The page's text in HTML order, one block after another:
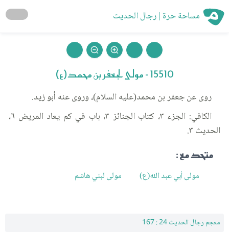
مساحة حرة | رجال الحديث
15510 - مولى لجعفر بن محمد(ع)
روى عن جعفر بن محمد(عليه السلام)، وروى عنه أبو زيد.
الكافي: الجزء ٣، كتاب الجنائز ٣، باب في كم يعاد المريض ٦،
الحديث ٣.
متحد مع :
مولى أبي عبد الله(ع) مولى لبني هاشم
معجم رجال الحديث 24 : 167